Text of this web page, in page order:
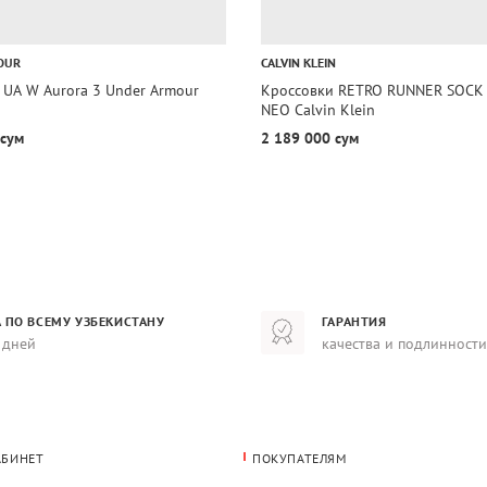
W Aurora 3 Under Armour
CALVIN KLEIN
Кроссовки RETRO RUNNER SOCK
NEO Calvin Klein
2 189 000 сум
ПО ВСЕМУ УЗБЕКИСТАНУ ГАРАНТИЯ
качества и подлинности
ПОКУПАТЕЛЯМ